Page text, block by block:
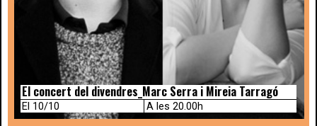
El concert del divendres_Marc Serra i Mireia Tarragó
El 10/10 A les 20.00h